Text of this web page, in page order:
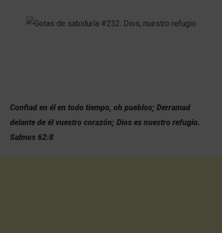
Confiad en él en todo tiempo, oh pueblos; Derramad
delante de él vuestro corazón; Dios es nuestro refugio.
Salmos 62:8